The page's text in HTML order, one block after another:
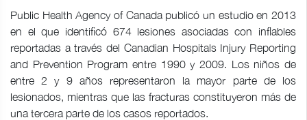
Public Health Agency of Canada publicó un estudio en 2013
en el que identificó 674 lesiones asociadas con inflables
reportadas a través del Canadian Hospitals Injury Reporting
and Prevention Program entre 1990 y 2009. Los niños de
entre 2 y 9 años representaron la mayor parte de los
lesionados, mientras que las fracturas constituyeron más de
una tercera parte de los casos reportados.